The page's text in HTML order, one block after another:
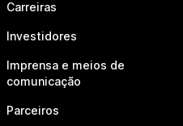
Carreiras
Investidores
Imprensa e meios de
comunicação
Parceiros